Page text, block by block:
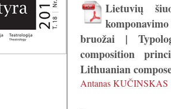
Lietuvių
bruožai |
composition
Lithuanian
Antanas KUČINSKAS